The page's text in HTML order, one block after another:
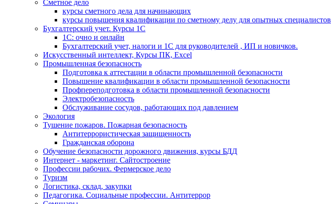
Сметное дело
курсы сметного дела для начинающих
курсы повышения квалификации по сметному делу для опытных специалистов
Бухгалтерский учет. Курсы 1С
1С: очно и онлайн
Бухгалтерский учет, налоги и 1С для руководителей , ИП и новичков.
Искусственный интеллект, Курсы ПК, Excel
Промышленная безопасность
Подготовка к аттестации в области промышленной безопасности
Повышение квалификации в области промышленной безопасности
Профпереподготовка в области промышленной безопасности
Электробезопасность
Обслуживание сосудов, работающих под давлением
Экология
Тушение пожаров. Пожарная безопасность
Антитеррористическая защищенность
Гражданская оборона
Обучение безопасности дорожного движения, курсы БДД
Интернет - маркетинг. Сайтостроение
Профессии рабочих. Фермерское дело
Туризм
Логистика, склад, закупки
Педагогика. Социальные профессии. Антитеррор